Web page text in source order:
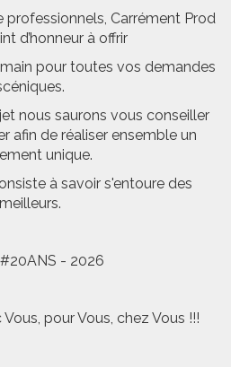
professionnels, Carrément Prod
d’honneur à offrir
pour toutes vos demandes
nous saurons vous conseiller
afin de réaliser ensemble un
unique.
à savoir s'entoure des
meilleurs.
- 2026
pour Vous, chez Vous !!!